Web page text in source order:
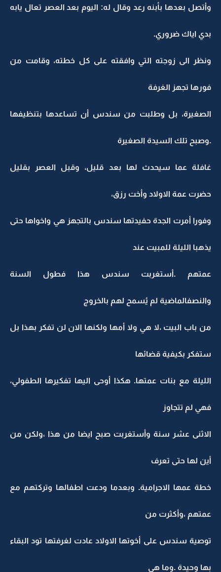
وأتصل بعدها بأبنه رعد وقال له: اليوم بعد العصر تعال يابه
بدي اياك ضروري.
ونظر الى زوجته التي وافقته على كل خطته، وقامت من
فورها تجهز الغرفة
الصغيرة، بل وطلبت من سندس أن تساعدها بتنظيفها
.وصبح تلك السيدة الصغيرة
غافلة عما سيحدث لها بعد قليل، وقبل العصر بقليل
حضرت عمة الاولاد وأخت رزق،
وفورا أمرت الجدة حفيدتها سندس بالتجهز هي واخواها حتى
يذهبا الليلة للمبيت عند
عمتهم .أستغربت سندس هذا فطول السنة
والنصفالماضية لم يُسمح لهم بالخروج
من باب البيت ،لا هي ولا أمها ولكنها الان لن تفكر بهذا بل
ستفكر بكيفية قضائها
الليلة مع بنات عمتها. هكذا أوحى اليها تفكيرها الطفولي،
فهي لم تتجاوز
الاثنى عشر سنة وأستغربت صبح ايضا من هذا ،ولكن من
أين لها حتى تعرف
خطة عمها الاجرامية. وبعدما ودعت اطفالها وتركتهم مع
عمتهم ،وأكثرت من
توصية سندس على أخوتها الاولاد عادت لغرفتها تود البقاء
بها وحيدة .وما هي